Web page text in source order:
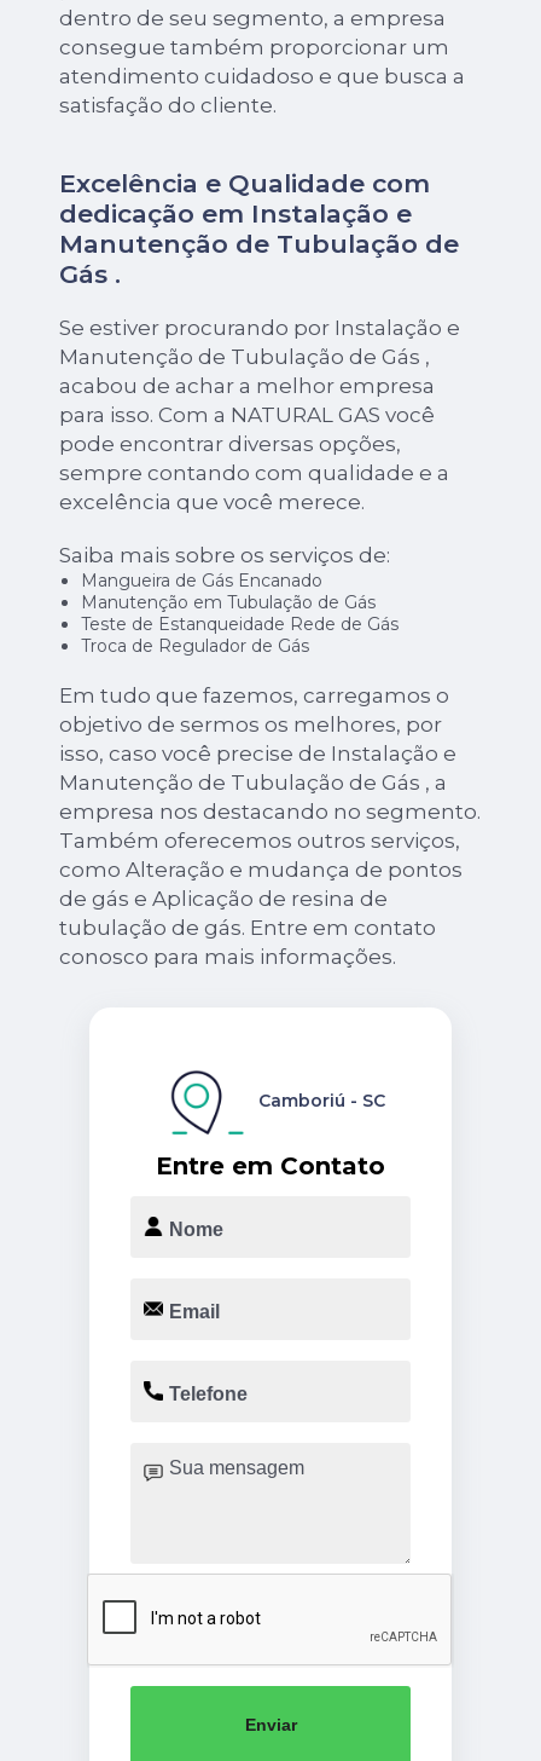
dentro de seu segmento, a empresa
consegue também proporcionar um
atendimento cuidadoso e que busca a
satisfação do cliente.
Excelência e Qualidade com
dedicação em Instalação e
Manutenção de Tubulação de
Gás .
Se estiver procurando por Instalação e
Manutenção de Tubulação de Gás ,
acabou de achar a melhor empresa
para isso. Com a NATURAL GAS você
pode encontrar diversas opções,
sempre contando com qualidade e a
excelência que você merece.
Saiba mais sobre os serviços de:
Mangueira de Gás Encanado
Manutenção em Tubulação de Gás
Teste de Estanqueidade Rede de Gás
Troca de Regulador de Gás
Em tudo que fazemos, carregamos o
objetivo de sermos os melhores, por
isso, caso você precise de Instalação e
Manutenção de Tubulação de Gás , a
empresa nos destacando no segmento.
Também oferecemos outros serviços,
como Alteração e mudança de pontos
de gás e Aplicação de resina de
tubulação de gás. Entre em contato
conosco para mais informações.
Entre em Contato
Camboriú - SC
Enviar